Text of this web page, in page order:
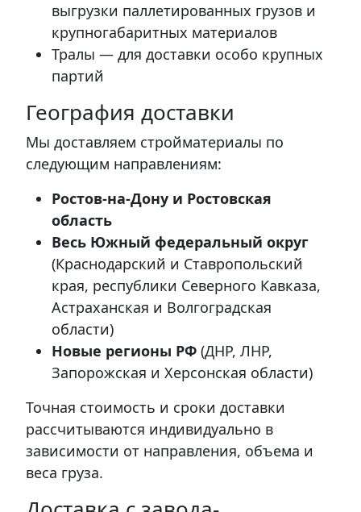
выгрузки паллетированных грузов и
крупногабаритных материалов
Тралы — для доставки особо крупных
партий
География доставки
Мы доставляем стройматериалы по
следующим направлениям:
Ростов-на-Дону и Ростовская
область
Весь Южный федеральный округ
(Краснодарский и Ставропольский
края, республики Северного Кавказа,
Астраханская и Волгоградская
области)
Новые регионы РФ (ДНР, ЛНР,
Запорожская и Херсонская области)
Точная стоимость и сроки доставки
рассчитываются индивидуально в
зависимости от направления, объема и
веса груза.